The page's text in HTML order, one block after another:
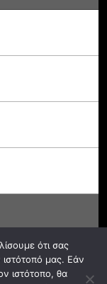
ότι σας
μας. Εάν
ιστότοπο, θα